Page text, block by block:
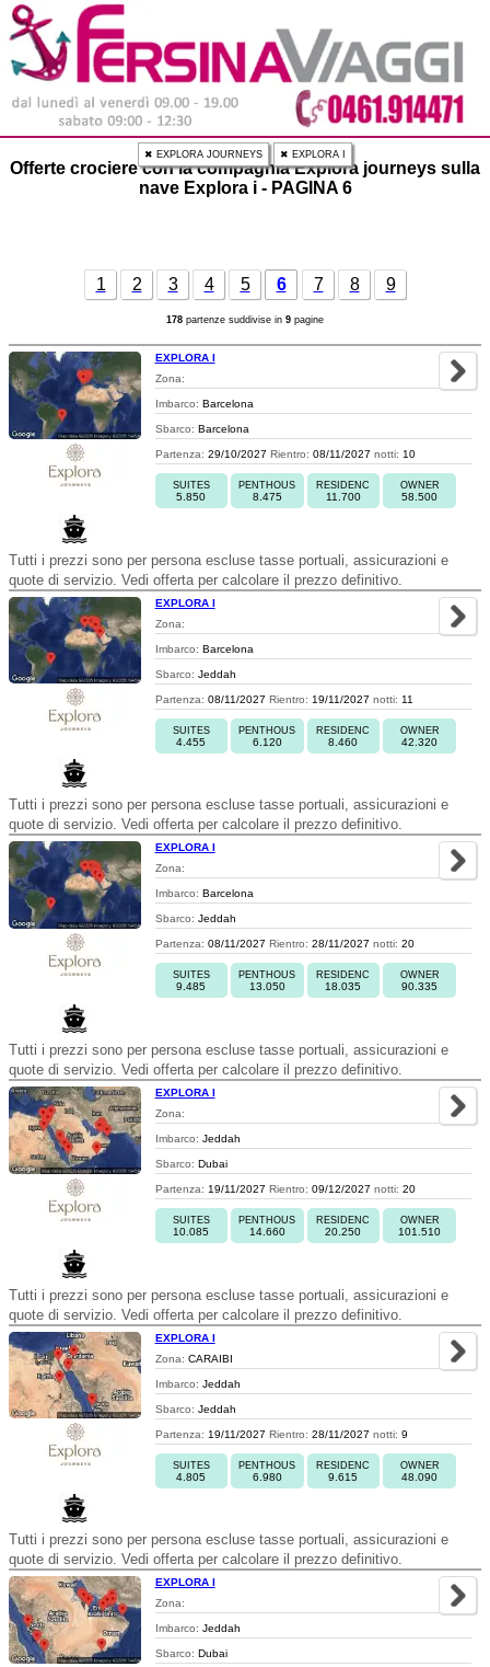
✖ EXPLORA JOURNEYS ✖ EXPLORA I
Offerte crociere con la compagnia Explora journeys sulla
nave Explora i - PAGINA 6
1 2 3 4 5 6 7 8 9
178 partenze suddivise in 9 pagine
EXPLORA I
Zona:
Imbarco: Barcelona
Sbarco: Barcelona
Partenza: 29/10/2027 Rientro: 08/11/2027 notti: 10
SUITES
5.850
PENTHOUS
8.475
RESIDENC
11.700
OWNER
58.500
Tutti i prezzi sono per persona escluse tasse portuali, assicurazioni e
quote di servizio. Vedi offerta per calcolare il prezzo definitivo.
EXPLORA I
Zona:
Imbarco: Barcelona
Sbarco: Jeddah
Partenza: 08/11/2027 Rientro: 19/11/2027 notti: 11
SUITES
4.455
PENTHOUS
6.120
RESIDENC
8.460
OWNER
42.320
Tutti i prezzi sono per persona escluse tasse portuali, assicurazioni e
quote di servizio. Vedi offerta per calcolare il prezzo definitivo.
EXPLORA I
Zona:
Imbarco: Barcelona
Sbarco: Jeddah
Partenza: 08/11/2027 Rientro: 28/11/2027 notti: 20
SUITES
9.485
PENTHOUS
13.050
RESIDENC
18.035
OWNER
90.335
Tutti i prezzi sono per persona escluse tasse portuali, assicurazioni e
quote di servizio. Vedi offerta per calcolare il prezzo definitivo.
EXPLORA I
Zona:
Imbarco: Jeddah
Sbarco: Dubai
Partenza: 19/11/2027 Rientro: 09/12/2027 notti: 20
SUITES
10.085
PENTHOUS
14.660
RESIDENC
20.250
OWNER
101.510
Tutti i prezzi sono per persona escluse tasse portuali, assicurazioni e
quote di servizio. Vedi offerta per calcolare il prezzo definitivo.
EXPLORA I
Zona: CARAIBI
Imbarco: Jeddah
Sbarco: Jeddah
Partenza: 19/11/2027 Rientro: 28/11/2027 notti: 9
SUITES
4.805
PENTHOUS
6.980
RESIDENC
9.615
OWNER
48.090
Tutti i prezzi sono per persona escluse tasse portuali, assicurazioni e
quote di servizio. Vedi offerta per calcolare il prezzo definitivo.
EXPLORA I
Zona:
Imbarco: Jeddah
Sbarco: Dubai